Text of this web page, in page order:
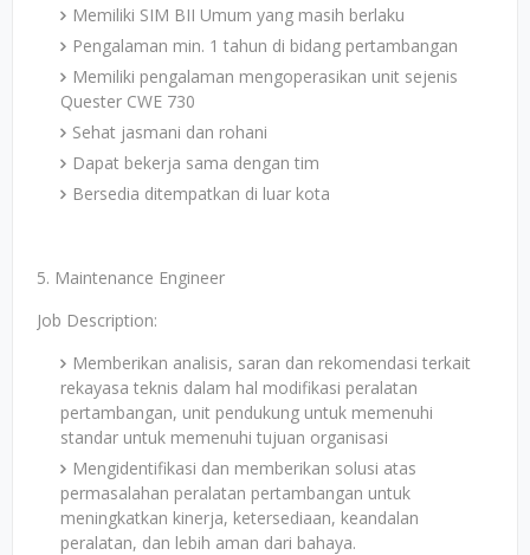
Memiliki SIM BII Umum yang masih berlaku
Pengalaman min. 1 tahun di bidang pertambangan
Memiliki pengalaman mengoperasikan unit sejenis
Quester CWE 730
Sehat jasmani dan rohani
Dapat bekerja sama dengan tim
Bersedia ditempatkan di luar kota
5. Maintenance Engineer
Job Description:
Memberikan analisis, saran dan rekomendasi terkait
rekayasa teknis dalam hal modifikasi peralatan
pertambangan, unit pendukung untuk memenuhi
standar untuk memenuhi tujuan organisasi
Mengidentifikasi dan memberikan solusi atas
permasalahan peralatan pertambangan untuk
meningkatkan kinerja, ketersediaan, keandalan
peralatan, dan lebih aman dari bahaya.